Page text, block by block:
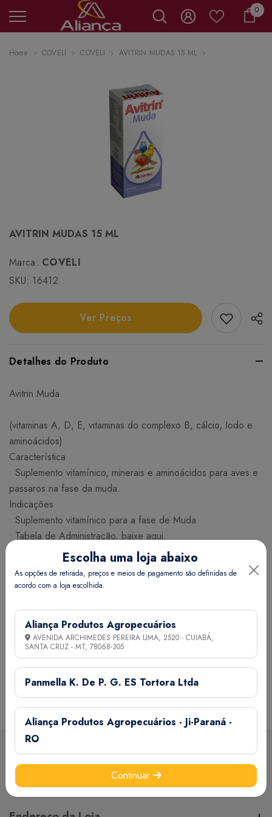
00
Home COVELI COVELI AVITRIN MUDAS 15 ML
AVITRIN MUDAS 15 ML
Marca: COVELI
SKU: 16412
Ver Preços Add
Detalhes do Produto
Avitrin Muda
(vitaminas A, D, E, vitaminas do complexo B, cálcio, Iodo e
aminoácidos)
Característica
• Suplemento vitamínico, minerais e aminoácidos para aves e
passaros na fase da muda.
Indicações
• Suplemento vitamínico para a fase de Muda
• Tabela de Administração, baixe aqui.
Suplementação individual:
• Aves pequenas: 10 gotas para cada bebedouro de 50 ml
• Aves maiores: 20 gotas para cada bebedouro de 100 ml
ou 100 g de alimento (ração, semente ou farinhada).
Informações Técnicas
Certifique-se de verificar essas dimensões cuidadosamente
para evitar quaisquer inconvenientes e garantir que o
produto atenda às suas expectativas e necessidades.
Peso: 30 grama(s)
Sobre a loja
A Aliança Distribuidora é referência no mercado de
Escolha uma loja abaixo
As opções de retirada, preços e meios de pagamento são definidas de
acordo com a loja escolhida.
Aliança Produtos Agropecuários
AVENIDA ARCHIMEDES PEREIRA LIMA, 2520 - CUIABÁ,
SANTA CRUZ - MT, 78068-305
Panmella K. De P. G. ES Tortora Ltda
Aliança Produtos Agropecuários - Ji-Paraná -
RO
Continuar